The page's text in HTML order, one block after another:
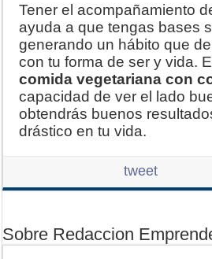
Tener el acompañamiento
ayuda a que tengas bases
generando un hábito que
con tu forma de ser y vida.
comida vegetariana con
capacidad de ver el lado
obtendrás buenos
drástico en tu vida.
tweet
Sobre Redaccion